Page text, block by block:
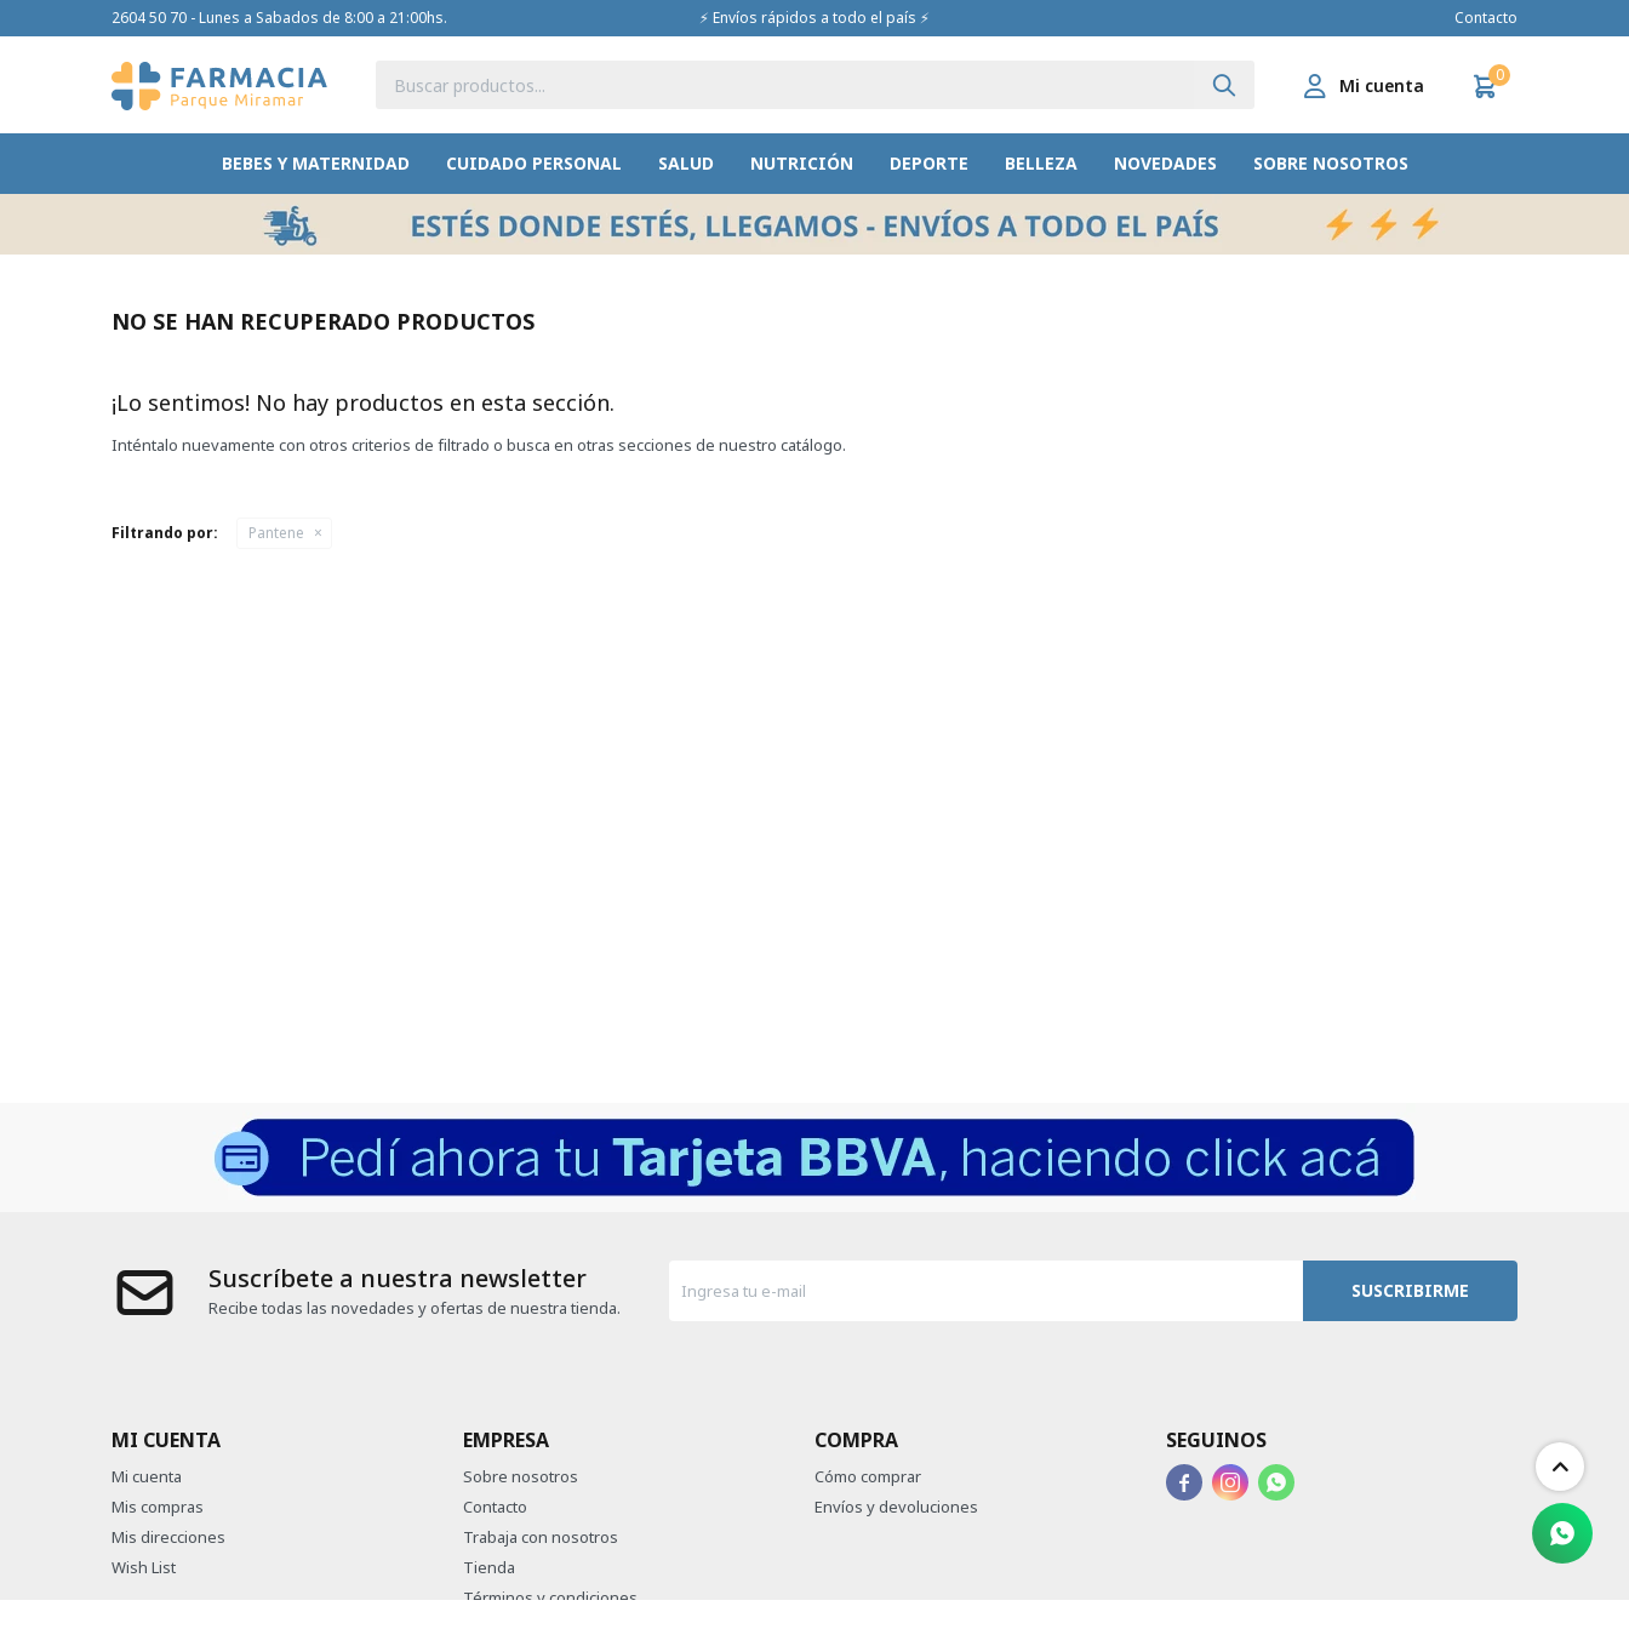
BEBES Y MATERNIDAD CUIDADO PERSONAL SALUD NUTRICIÓN DEPORTE BELLEZA NOVEDADES SOBRE NOSOTROS
0
2604 50 70 - Lunes a Sabados de 8:00 a 21:00hs. ⚡ Envíos rápidos a todo el país ⚡ Contacto
NO SE HAN RECUPERADO PRODUCTOS
¡Lo sentimos! No hay productos en esta sección.
Inténtalo nuevamente con otros criterios de filtrado o busca en otras secciones de nuestro catálogo.
Filtrando por: Pantene
Suscríbete a nuestra newsletter
Recibe todas las novedades y ofertas de nuestra tienda.
SUSCRIBIRME
MI CUENTA
Mi cuenta
Mis compras
Mis direcciones
Wish List
EMPRESA
Sobre nosotros
Contacto
Trabaja con nosotros
Tienda
Términos y condiciones
COMPRA
Cómo comprar
Envíos y devoluciones
SEGUINOS
  